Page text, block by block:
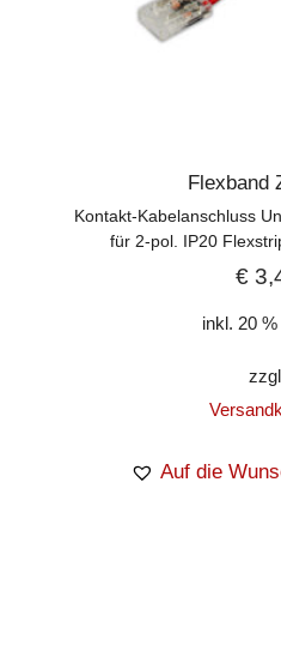
Flexband
Kontakt-Kabelanschluss
für 2-pol. IP20
€
inkl. 20
Auf die